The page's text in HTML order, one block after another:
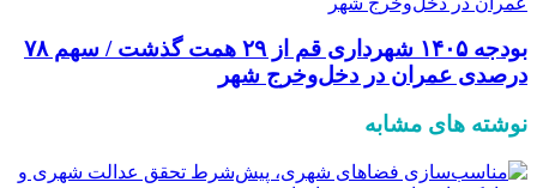
بودجه ۱۴۰۵ شهرداری قم از ۲۹ همت گذشت / سهم ۷۸
درصدی عمران در دخل‌وخرج شهر
نوشته های مشابه